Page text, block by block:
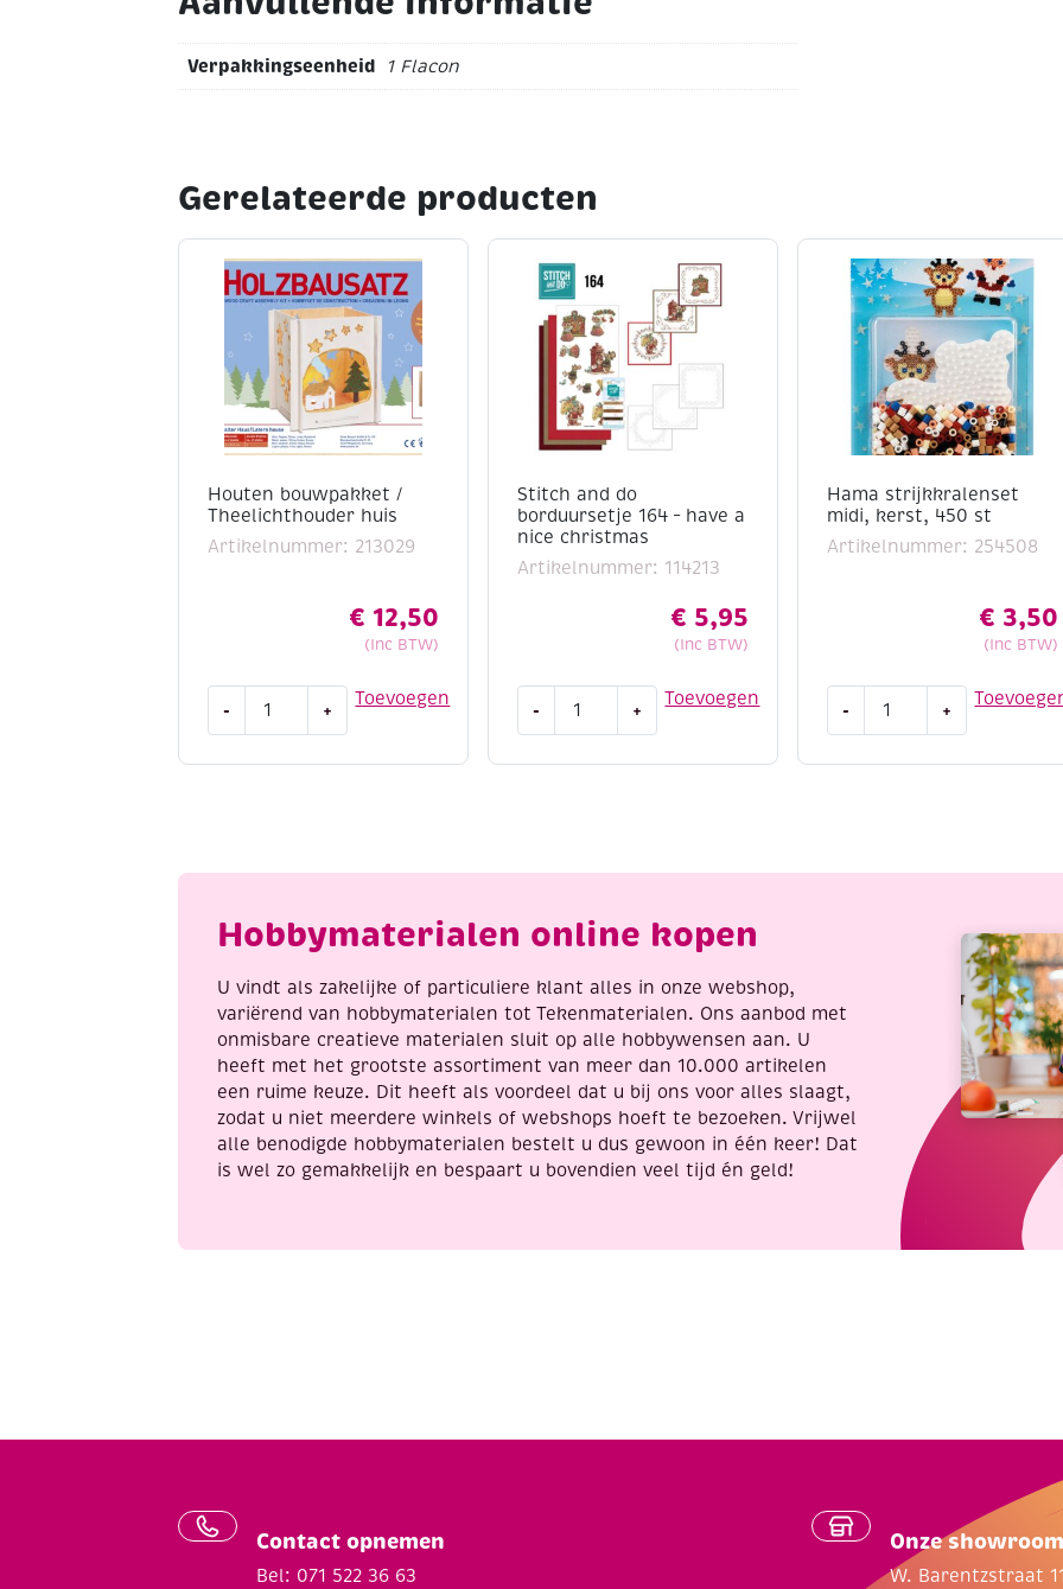
Verpakkingseenheid 1 Flacon
Gerelateerde producten
Houten bouwpakket /
Theelichthouder huis
Artikelnummer: 213029
€ 12,50
(Inc BTW)
Toevoegen
-
bouwpakket
+
Stitch and do
borduursetje 164 – have a
nice christmas
Artikelnummer: 114213
€ 5,95
(Inc BTW)
Toevoegen
-
a
christmas
+
Hama strijkkralenset
midi, kerst, 450 st
Artikelnummer: 254508
€ 3,50
(Inc BTW)
-
strijkkralenset
+
Hobbymaterialen online kopen
U vindt als zakelijke of particuliere klant alles in onze webshop,
variërend van hobbymaterialen tot Tekenmaterialen. Ons aanbod met
onmisbare creatieve materialen sluit op alle hobbywensen aan. U
heeft met het grootste assortiment van meer dan 10.000 artikelen
een ruime keuze. Dit heeft als voordeel dat u bij ons voor alles slaagt,
zodat u niet meerdere winkels of webshops hoeft te bezoeken. Vrijwel
alle benodigde hobbymaterialen bestelt u dus gewoon in één keer! Dat
is wel zo gemakkelijk en bespaart u bovendien veel tijd én geld!
Contact opnemen
Bel: 071 522 36 63
Onze showroom
W. Barentzstraat